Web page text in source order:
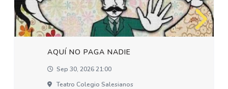
AQUÍ NO PAGA NADIE
Sep 30, 2026 21:00
Teatro Colegio Salesianos